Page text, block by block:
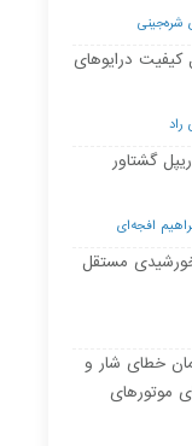
شره‌جینی
کیفیت درایوهای
راد
گشتاور
افجه‌ای
مستقل
خطای شار و
موتورهای